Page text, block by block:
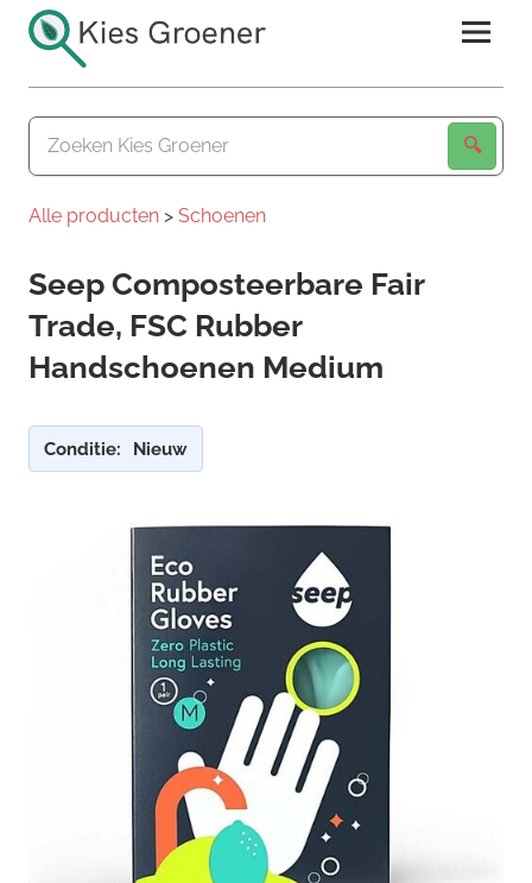
naar
inhoudKies
Groener
Alle producten > Schoenen
Seep Composteerbare Fair
Trade, FSC Rubber
Handschoenen Medium
Conditie: Nieuw